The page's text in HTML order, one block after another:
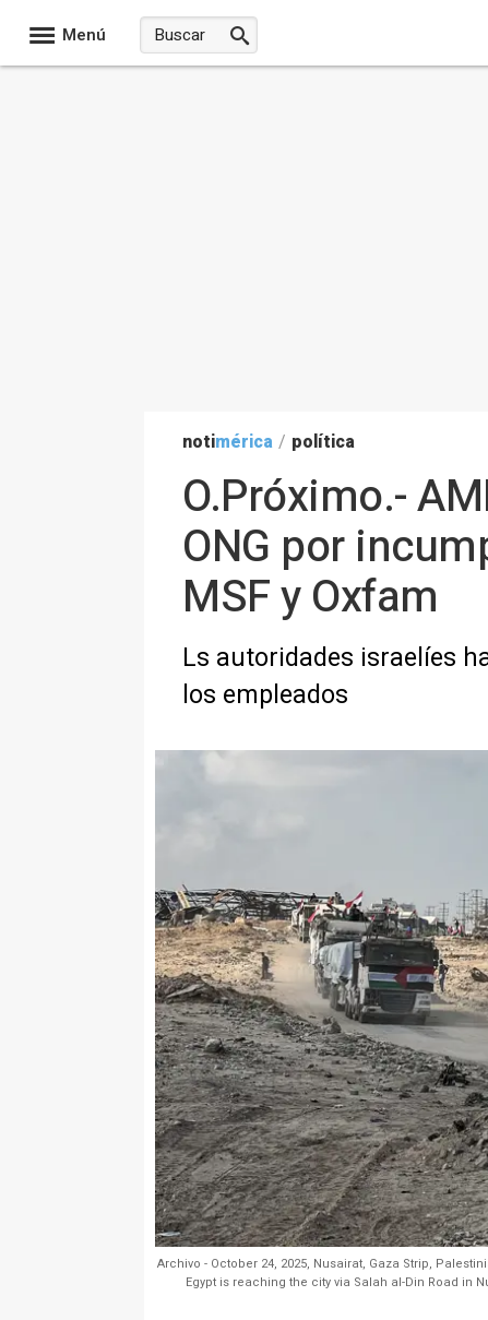
Menú
notimérica / política
O.Próximo.-
ONG por
MSF y Oxfam
Ls autoridades israelíes
los empleados
Archivo - October 24, 2025, Nusairat, Gaza Strip,
Egypt is reaching the city via Salah al-Din Road in